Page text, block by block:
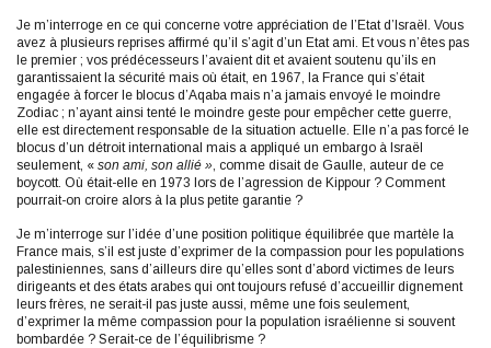
Je m’interroge en ce qui concerne votre appréciation de l’Etat d’Israël. Vous
avez à plusieurs reprises affirmé qu’il s’agit d’un Etat ami. Et vous n’êtes pas
le premier ; vos prédécesseurs l’avaient dit et avaient soutenu qu’ils en
garantissaient la sécurité mais où était, en 1967, la France qui s’était
engagée à forcer le blocus d’Aqaba mais n’a jamais envoyé le moindre
Zodiac ; n’ayant ainsi tenté le moindre geste pour empêcher cette guerre,
elle est directement responsable de la situation actuelle. Elle n’a pas forcé le
blocus d’un détroit international mais a appliqué un embargo à Israël
seulement, « son ami, son allié » , comme disait de Gaulle, auteur de ce
boycott. Où était-elle en 1973 lors de l’agression de Kippour ? Comment
pourrait-on croire alors à la plus petite garantie ?
Je m’interroge sur l’idée d’une position politique équilibrée que martèle la
France mais, s’il est juste d’exprimer de la compassion pour les populations
palestiniennes, sans d’ailleurs dire qu’elles sont d’abord victimes de leurs
dirigeants et des états arabes qui ont toujours refusé d’accueillir dignement
leurs frères, ne serait-il pas juste aussi, même une fois seulement,
d’exprimer la même compassion pour la population israélienne si souvent
bombardée ? Serait-ce de l’équilibrisme ?